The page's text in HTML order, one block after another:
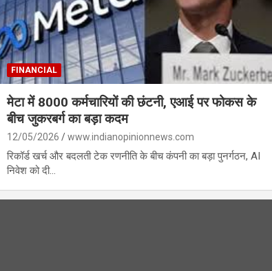
FINANCIAL
मेटा में 8000 कर्मचारियों की छंटनी, एआई पर फोकस के
बीच जुकरबर्ग का बड़ा कदम
12/05/2026 www.indianopinionnews.com
रिकॉर्ड खर्च और बदलती टेक रणनीति के बीच कंपनी का बड़ा पुनर्गठन, AI
निवेश को दी…